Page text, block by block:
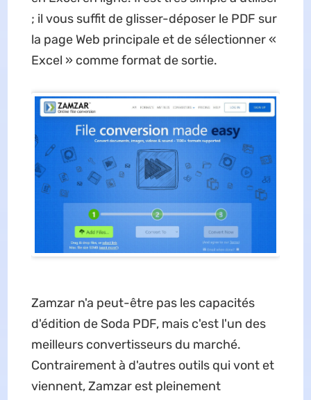
; il vous suffit de glisser-déposer le PDF sur
la page Web principale et de sélectionner «
Excel » comme format de sortie.
Zamzar n'a peut-être pas les capacités
d'édition de Soda PDF, mais c'est l'un des
meilleurs convertisseurs du marché.
Contrairement à d'autres outils qui vont et
viennent, Zamzar est pleinement